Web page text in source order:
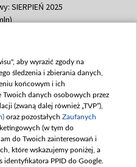
SIERPIEŃ 2025
051,21 PLN
październik 350
000,00 PLN
GRUDZIEŃ 2025
mln)
000,00 PLN
LUTY 2026 (wpłata
aby wyrazić zgody na
śledzenia i zbierania danych,
końcowym i ich
Twoich danych osobowych przez
(zwaną dalej również „TVP”),
oraz pozostałych Zaufanych
(w tym do
do Twoich zainteresowań i
które wskazujemy poniżej, a
identyfikatora PPID do Google.